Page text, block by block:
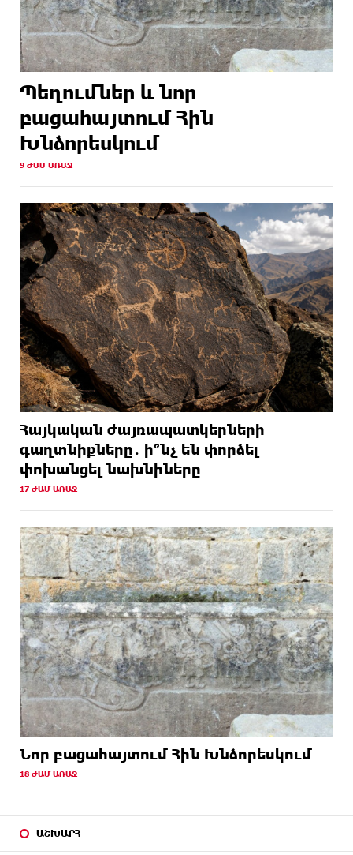
Պեղումներ և նոր
բացահայտում Հին
Խնձորեսկում
9 ԺԱՄ ԱՌԱՋ
Հայկական ժայռապատկերների
գաղտնիքները․ ի՞նչ են փորձել
փոխանցել նախնիները
17 ԺԱՄ ԱՌԱՋ
Նոր բացահայտում Հին Խնձորեսկում
18 ԺԱՄ ԱՌԱՋ
ԱՇԽԱՐՀ